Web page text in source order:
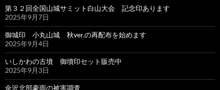
第３２回全国山城サミット白山大会 記念印あります
2025年9月7日
御城印 小丸山城 秋ver.の再配布を始めます
2025年9月4日
いしかわの古墳 御墳印セット販売中
2025年9月3日
金沢北部豪雨の被害調査